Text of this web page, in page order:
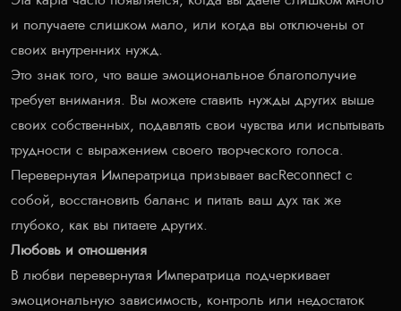
и получаете слишком мало, или когда вы отключены от
своих внутренних нужд.
Это знак того, что ваше эмоциональное благополучие
требует внимания. Вы можете ставить нужды других выше
своих собственных, подавлять свои чувства или испытывать
трудности с выражением своего творческого голоса.
Перевернутая Императрица призывает васReconnect с
собой, восстановить баланс и питать ваш дух так же
глубоко, как вы питаете других.
Любовь и отношения
В любви перевернутая Императрица подчеркивает
эмоциональную зависимость, контроль или недостаток